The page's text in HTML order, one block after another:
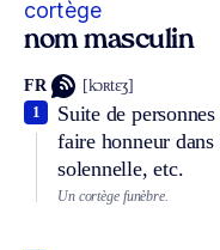
cortège
nom masculin
FR [kɔʀtɛʒ]
Suite de
faire honneur
solennelle, etc.
1
Un cortège funèbre.